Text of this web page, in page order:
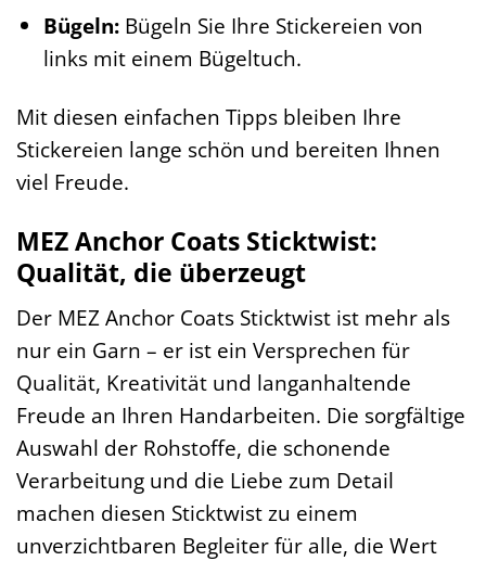
Bügeln:Bügeln Sie Ihre Stickereien von
links mit einem Bügeltuch.
Mit diesen einfachen Tipps bleiben Ihre
Stickereien lange schön und bereiten Ihnen
viel Freude.
MEZ Anchor Coats Sticktwist:
Qualität, die überzeugt
Der MEZ Anchor Coats Sticktwist ist mehr als
nur ein Garn – er ist ein Versprechen für
Qualität, Kreativität und langanhaltende
Freude an Ihren Handarbeiten. Die sorgfältige
Auswahl der Rohstoffe, die schonende
Verarbeitung und die Liebe zum Detail
machen diesen Sticktwist zu einem
unverzichtbaren Begleiter für alle, die Wert